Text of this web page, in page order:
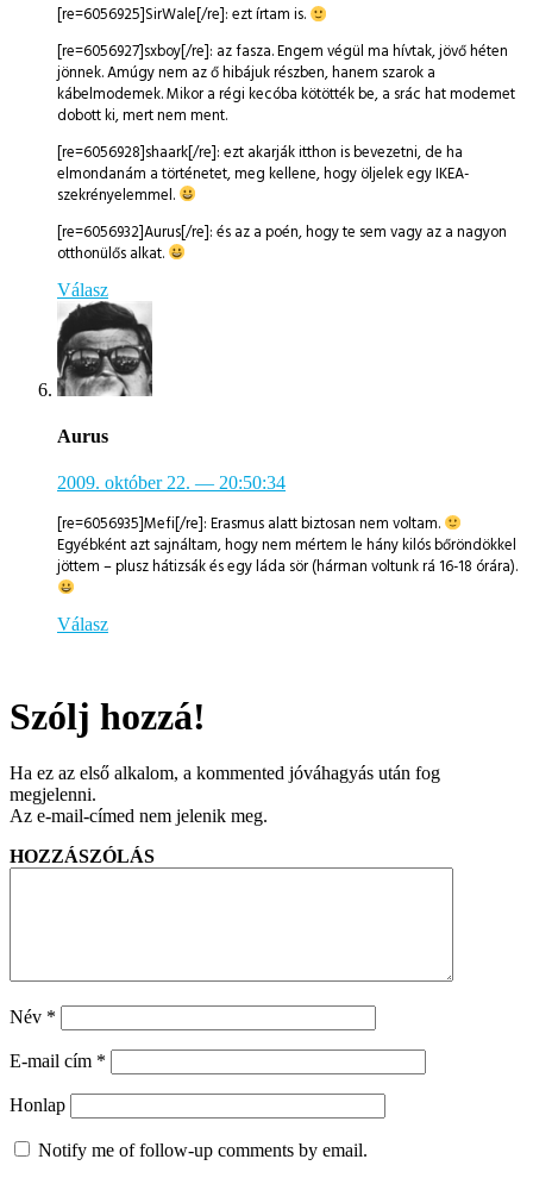
[re=6056925]SirWale[/re]: ezt írtam is.
[re=6056927]sxboy[/re]: az fasza. Engem végül ma hívtak, jövő héten
jönnek. Amúgy nem az ő hibájuk részben, hanem szarok a
kábelmodemek. Mikor a régi kecóba kötötték be, a srác hat modemet
dobott ki, mert nem ment.
[re=6056928]shaark[/re]: ezt akarják itthon is bevezetni, de ha
elmondanám a történetet, meg kellene, hogy öljelek egy IKEA-
szekrényelemmel.
[re=6056932]Aurus[/re]: és az a poén, hogy te sem vagy az a nagyon
otthonülős alkat.
Válasz
Aurus
2009. október 22. — 20:50:34
[re=6056935]Mefi[/re]: Erasmus alatt biztosan nem voltam.
Egyébként azt sajnáltam, hogy nem mértem le hány kilós bőröndökkel
jöttem – plusz hátizsák és egy láda sör (hárman voltunk rá 16-18 órára).
Válasz
Szólj hozzá!
Ha ez az első alkalom, a kommented jóváhagyás után fog
megjelenni.
Az e-mail-címed nem jelenik meg.
HOZZÁSZÓLÁS
Név *
E-mail cím *
Honlap
Notify me of follow-up comments by email.